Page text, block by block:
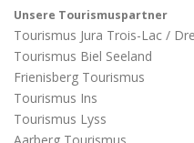
Unsere Tourismuspartner
Tourismus Jura Trois-Lac /
Tourismus Biel Seeland
Frienisberg Tourismus
Tourismus Ins
Tourismus Lyss